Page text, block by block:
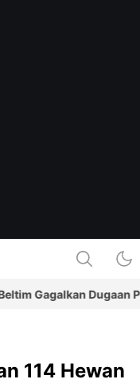
Gagalkan Dugaan
114 Hewan